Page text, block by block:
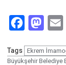
Tags Ekrem
Büyükşehir Belediye